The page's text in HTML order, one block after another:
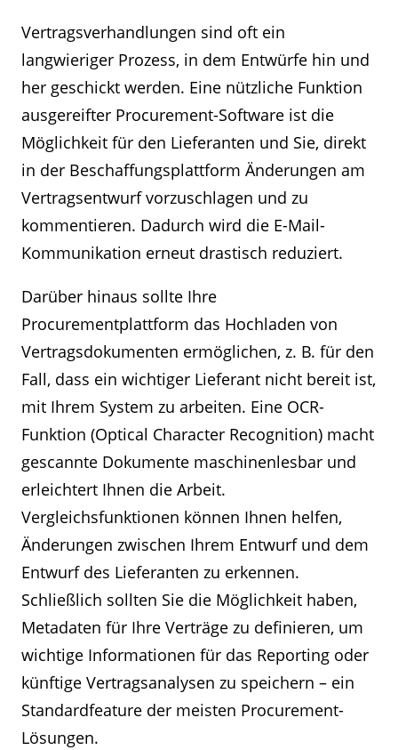
Vertragsverhandlungen sind oft ein
langwieriger Prozess, in dem Entwürfe hin und
her geschickt werden. Eine nützliche Funktion
ausgereifter Procurement-Software ist die
Möglichkeit für den Lieferanten und Sie, direkt
in der Beschaffungsplattform Änderungen am
Vertragsentwurf vorzuschlagen und zu
kommentieren. Dadurch wird die E-Mail-
Kommunikation erneut drastisch reduziert.
Darüber hinaus sollte Ihre
Procurementplattform das Hochladen von
Vertragsdokumenten ermöglichen, z. B. für den
Fall, dass ein wichtiger Lieferant nicht bereit ist,
mit Ihrem System zu arbeiten. Eine OCR-
Funktion (Optical Character Recognition) macht
gescannte Dokumente maschinenlesbar und
erleichtert Ihnen die Arbeit.
Vergleichsfunktionen können Ihnen helfen,
Änderungen zwischen Ihrem Entwurf und dem
Entwurf des Lieferanten zu erkennen.
Schließlich sollten Sie die Möglichkeit haben,
Metadaten für Ihre Verträge zu definieren, um
wichtige Informationen für das Reporting oder
künftige Vertragsanalysen zu speichern – ein
Standardfeature der meisten Procurement-
Lösungen.